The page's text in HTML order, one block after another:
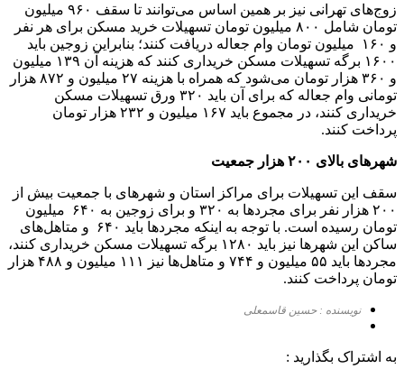
زوج‌های تهرانی نیز بر همین اساس می‌توانند تا سقف ۹۶۰ میلیون
تومان شامل ۸۰۰ میلیون تومان تسهیلات خرید مسکن برای هر نفر
و ۱۶۰ میلیون تومان وام جعاله دریافت کنند؛ بنابراین زوجین باید
۱۶۰۰ برگه تسهیلات مسکن خریداری کنند که هزینه آن ۱۳۹ میلیون
و ۳۶۰ هزار تومان می‌شود که همراه با هزینه ۲۷ میلیون و ۸۷۲ هزار
تومانی وام جعاله که برای آن باید ۳۲۰ ورق تسهیلات مسکن
خریداری کنند، در مجموع باید ۱۶۷ میلیون و ۲۳۲ هزار تومان
پرداخت کنند.
شهرهای بالای ۲۰۰ هزار جمعیت
سقف این تسهیلات برای مراکز استان و شهرهای با جمعیت بیش از
۲۰۰ هزار نفر برای مجردها به ۳۲۰ و برای زوجین به ۶۴۰ میلیون
تومان رسیده است. با توجه به اینکه مجردها باید ۶۴۰ و متاهل‌های
ساکن این شهرها نیز باید ۱۲۸۰ برگه تسهیلات مسکن خریداری کنند،
مجردها باید ۵۵ میلیون و ۷۴۴ و متاهل‌ها نیز ۱۱۱ میلیون و ۴۸۸ هزار
تومان پرداخت کنند.
نویسنده : حسین قاسمعلی
به اشتراک بگذارید :